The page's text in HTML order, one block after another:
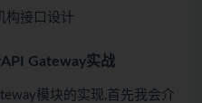
构接口设计
Gateway实战
模块的实现,首先我会介